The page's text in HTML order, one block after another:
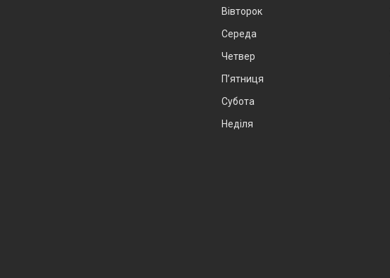
Вівторок
Середа
Четвер
Пʼятниця
Субота
Неділя